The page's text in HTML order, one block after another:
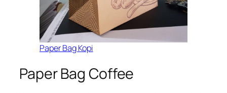
Paper Bag Kopi
Paper Bag Coffee